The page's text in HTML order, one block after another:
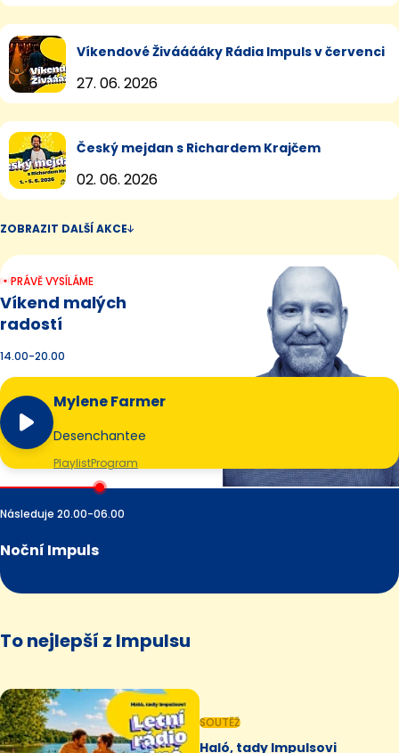
Víkendové Živááááky Rádia Impuls v červenci
27. 06. 2026
Český mejdan s Richardem Krajčem
02. 06. 2026
ZOBRAZIT DALŠÍ AKCE
PRÁVĚ VYSÍLÁME
Víkend malých
radostí
14.00-20.00
Mylene Farmer
Desenchantee
PlaylistProgram
Následuje 20.00-06.00
Noční Impuls
To nejlepší z Impulsu
SOUTĚŽ
Haló, tady Impulsovi